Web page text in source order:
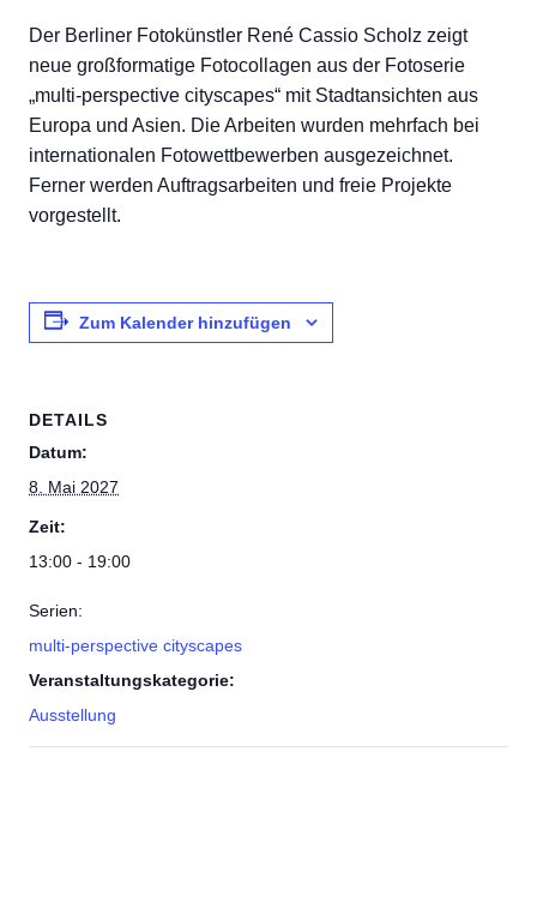
Der Berliner Fotokünstler René Cassio Scholz zeigt
neue großformatige Fotocollagen aus der Fotoserie
„multi-perspective cityscapes“ mit Stadtansichten aus
Europa und Asien. Die Arbeiten wurden mehrfach bei
internationalen Fotowettbewerben ausgezeichnet.
Ferner werden Auftragsarbeiten und freie Projekte
vorgestellt.
Zum Kalender hinzufügen
DETAILS
Datum:
8. Mai 2027
Zeit:
13:00 - 19:00
Serien:
multi-perspective cityscapes
Veranstaltungskategorie:
Ausstellung